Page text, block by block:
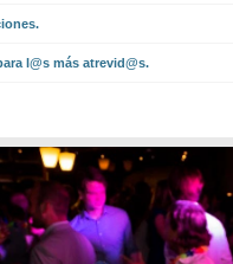
l@s más atrevid@s.